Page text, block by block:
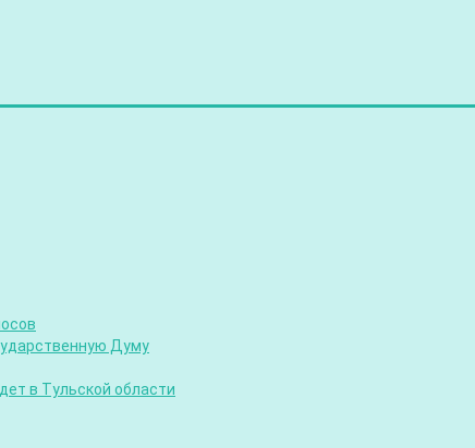
Думу
в Тульской области